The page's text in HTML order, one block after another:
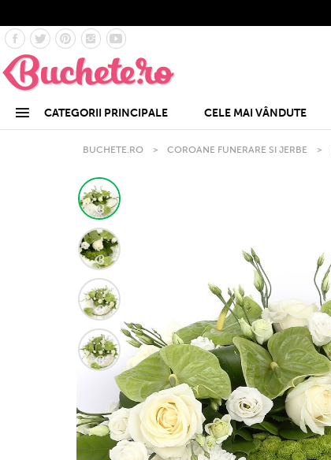
CATEGORII PRINCIPALE CELE MAI VÂNDUTE
BUCHETE.RO > COROANE FUNERARE SI JERBE >